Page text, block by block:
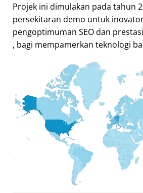
Projek ini dimulakan pada tahun
persekitaran demo untuk
pengoptimuman SEO dan prestasi
, bagi mempamerkan teknologi